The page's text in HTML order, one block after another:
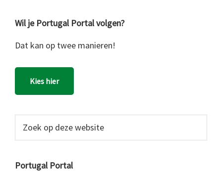
Wil je Portugal Portal volgen?
Dat kan op twee manieren!
Kies hier
website
Portugal Portal